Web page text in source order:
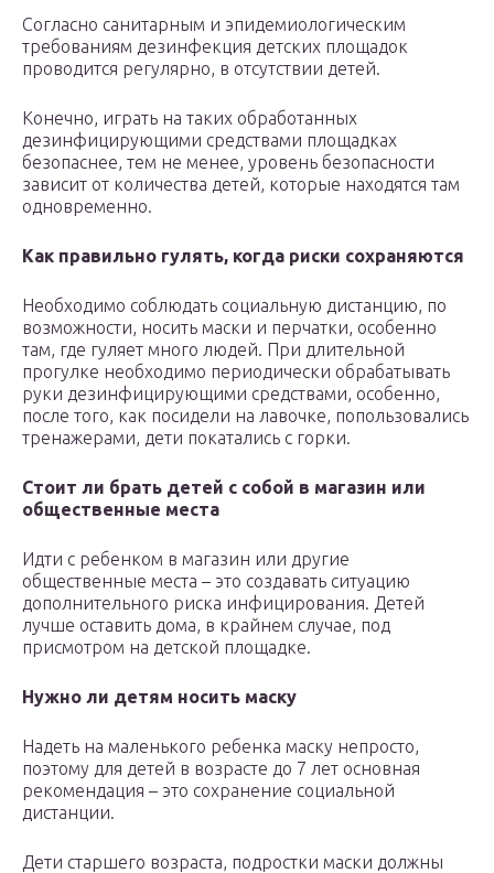
Согласно санитарным и эпидемиологическим
требованиям дезинфекция детских площадок
проводится регулярно, в отсутствии детей.
Конечно, играть на таких обработанных
дезинфицирующими средствами площадках
безопаснее, тем не менее, уровень безопасности
зависит от количества детей, которые находятся там
одновременно.
Как правильно гулять, когда риски сохраняются
Необходимо соблюдать социальную дистанцию, по
возможности, носить маски и перчатки, особенно
там, где гуляет много людей. При длительной
прогулке необходимо периодически обрабатывать
руки дезинфицирующими средствами, особенно,
после того, как посидели на лавочке, попользовались
тренажерами, дети покатались с горки.
Стоит ли брать детей с собой в магазин или
общественные места
Идти с ребенком в магазин или другие
общественные места – это создавать ситуацию
дополнительного риска инфицирования. Детей
лучше оставить дома, в крайнем случае, под
присмотром на детской площадке.
Нужно ли детям носить маску
Надеть на маленького ребенка маску непросто,
поэтому для детей в возрасте до 7 лет основная
рекомендация – это сохранение социальной
дистанции.
Дети старшего возраста, подростки маски должны